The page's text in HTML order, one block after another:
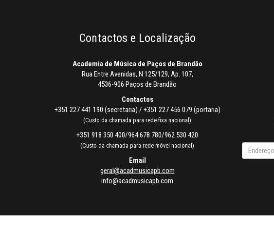
Contactos e Localização
Academia de Música de Paços de Brandão
Rua Entre Avenidas, N 125/129, Ap. 107,
4536-906 Paços de Brandão
Contactos
+351 227 441 190 (secretaria) / +351 227 456 079 (portaria)
(Custo da chamada para rede fixa nacional)
+351 918 350 400/964 678 780/962 530 420
(Custo da chamada para rede móvel nacional)
Email
geral@acadmusicapb.com
info@acadmusicapb.com